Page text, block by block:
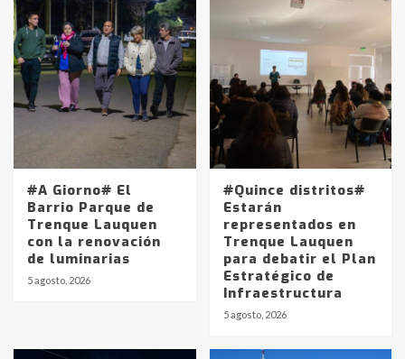
#A Giorno# El
Barrio Parque de
Trenque Lauquen
con la renovación
de luminarias
5 agosto, 2026
#Quince distritos#
Estarán
representados en
Trenque Lauquen
para debatir el Plan
Estratégico de
Infraestructura
5 agosto, 2026